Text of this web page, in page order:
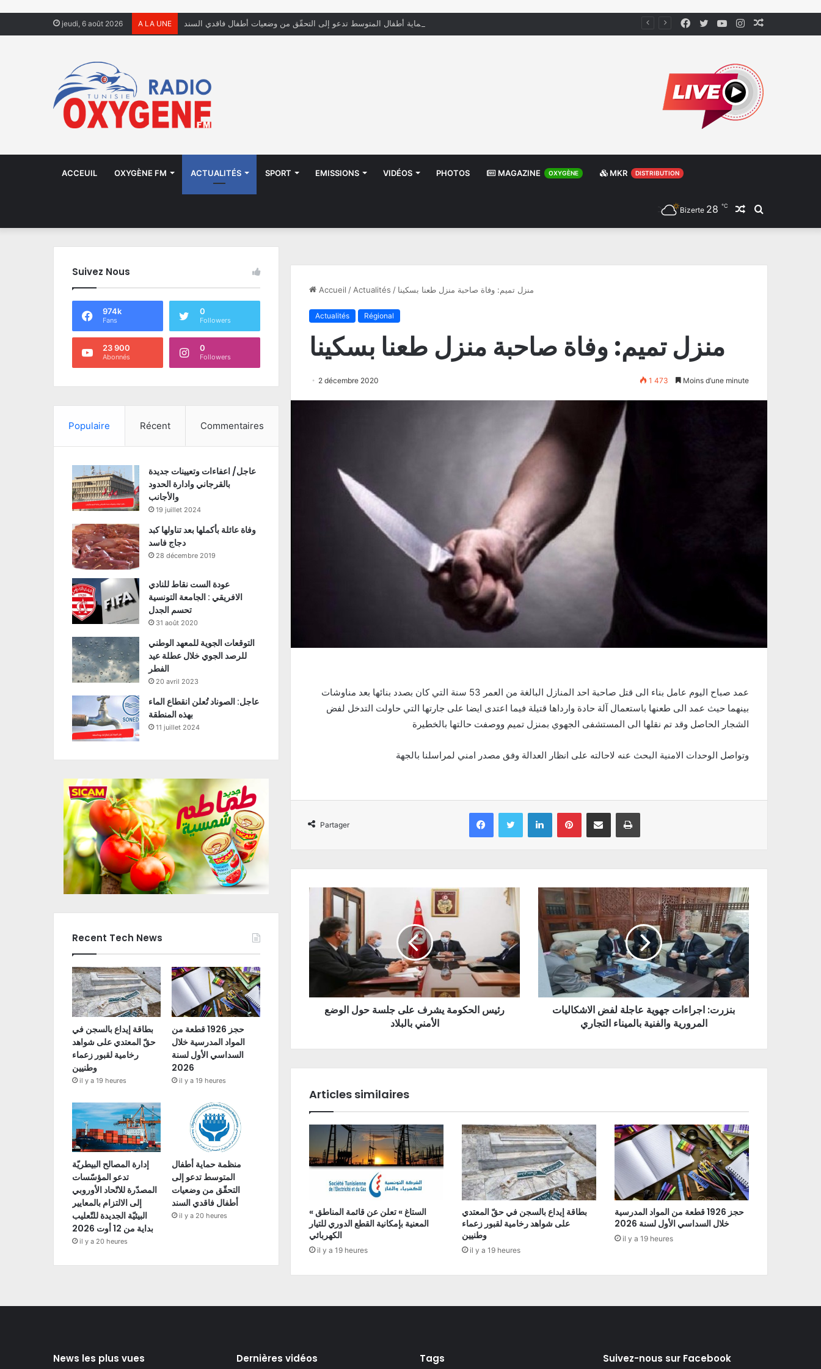
jeudi, 6 août 2026 A LA UNE منظمة حماية أطفال المتوسط تدعو إلى التحقّق من وضعيات أطفال فاقدي السند Instagram
YouTube
Twitter
Facebook
ACCEUIL OXYGÈNE FM ACTUALITÉS SPORT EMISSIONS VIDÉOS PHOTOS MAGAZINE OXYGÈNE MKR DISTRIBUTION
Rechercher
Article
Bizerte 28 ℃
Accueil / Actualités / منزل تميم: وفاة صاحبة منزل طعنا بسكينا
Actualités Régional
منزل تميم: وفاة صاحبة منزل طعنا بسكينا
2 décembre 2020 1 473 Moins d’une minute
عمد صباح اليوم عامل بناء الى قتل صاحبة احد المنازل البالغة من العمر 53 سنة التي كان بصدد بنائها بعد مناوشات
بينهما حيث عمد الى طعنها باستعمال آلة حادة وارداها قتيلة فيما اعتدى ايضا على جارتها التي حاولت التدخل لفض
الشجار الحاصل وقد تم نقلها الى المستشفى الجهوي بمنزل تميم ووصفت حالتها بالخطيرة
وتواصل الوحدات الامنية البحث عنه لاحالته على انظار العدالة وفق مصدر امني لمراسلنا بالجهة
Partager
Facebook Twitter Linkedin Pinterest Partager par email Imprimer
رئيس الحكومة يشرف على جلسة حول الوضع
الأمني بالبلاد
بنزرت: اجراءات جهوية عاجلة لفض الاشكاليات
المرورية والفنية بالميناء التجاري
Articles similaires
« الستاغ » تعلن عن قائمة المناطق
المعنية بإمكانية القطع الدوري للتيار
الكهربائي
il y a 19 heures
بطاقة إيداع بالسجن في حقّ المعتدي
على شواهد رخامية لقبور زعماء
وطنيين
il y a 19 heures
حجز 1926 قطعة من المواد المدرسية
خلال السداسي الأول لسنة 2026
il y a 19 heures
Suivez Nous
974k
Fans
0
Followers
23 900
Abonnés
0
Followers
Populaire Récent Commentaires
عاجل/ اعفاءات وتعيينات جديدة
بالقرجاني وادارة الحدود
والأجانب
19 juillet 2024
وفاة عائلة بأكملها بعد تناولها كبد
دجاج فاسد
28 décembre 2019
عودة الست نقاط للنادي
الافريقي : الجامعة التونسية
تحسم الجدل
31 août 2020
التوقعات الجوية للمعهد الوطني
للرصد الجوي خلال عطلة عيد
الفطر
20 avril 2023
عاجل: الصوناد تُعلن انقطاع الماء
بهذه المنطقة
11 juillet 2024
Recent Tech News
بطاقة إيداع بالسجن في
حقّ المعتدي على شواهد
رخامية لقبور زعماء
وطنيين
il y a 19 heures
حجز 1926 قطعة من
المواد المدرسية خلال
السداسي الأول لسنة
2026
il y a 19 heures
إدارة المصالح البيطريّة
تدعو المؤسّسات
المصدّرة للاتّحاد الأوروبي
إلى الالتزام بالمعايير
البيئيّة الجديدة للتّعليب
بداية من 12 أوت 2026
il y a 20 heures
منظمة حماية أطفال
المتوسط تدعو إلى
التحقّق من وضعيات
أطفال فاقدي السند
il y a 20 heures
News les plus vues Dernières vidéos Tags Suivez-nous sur Facebook